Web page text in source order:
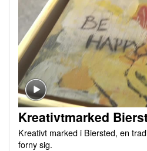
Kreativtmarked
Kreativt marked i Biersted, en
forny sig.